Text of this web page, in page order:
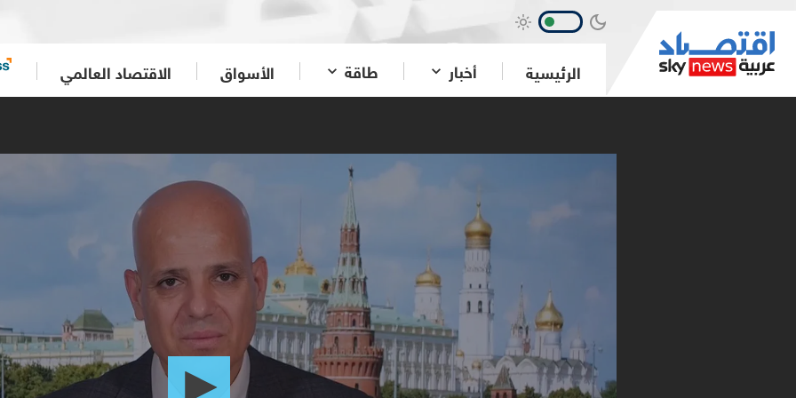
الرئيسية أخبار طاقة الأسواق الاقتصاد العالمي